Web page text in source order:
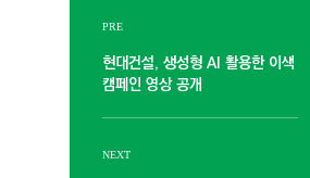
PRE
현대건설, 생성형 AI 활용한 이색
캠페인 영상 공개
NEXT